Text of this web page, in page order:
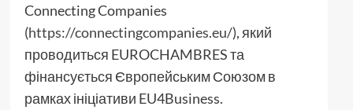
Connecting Companies
(https://connectingcompanies.eu/), який
проводиться EUROCHAMBRES та
фінансується Європейським Союзом в
рамках ініціативи EU4Business.